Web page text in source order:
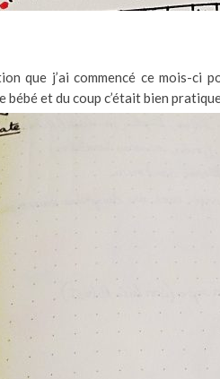
que j’ai commencé ce mois-ci
bébé et du coup c’était bien